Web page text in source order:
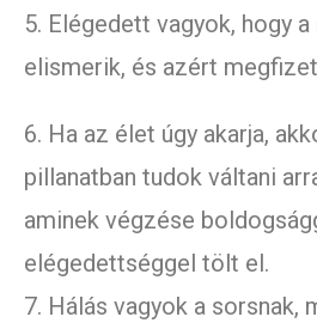
5. Elégedett vagyok, hogy
elismerik, és azért
6. Ha az élet úgy akarja,
pillanatban tudok váltani
aminek végzése
elégedettséggel tölt el.
7. Hálás vagyok a sorsnak,